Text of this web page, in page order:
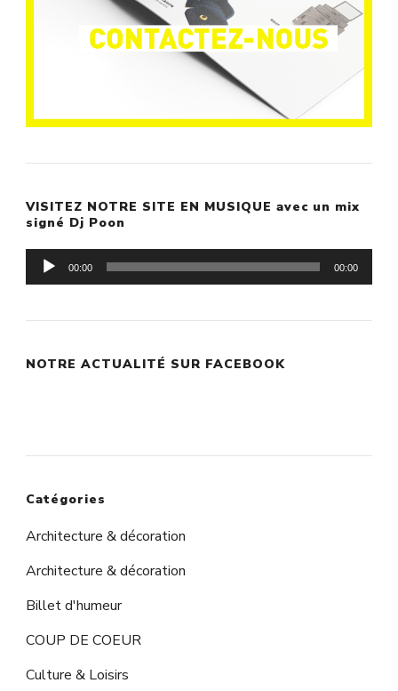
VISITEZ NOTRE SITE EN MUSIQUE avec un mix
signé Dj Poon
Lecteur
audio
00:00 00:00
NOTRE ACTUALITÉ SUR FACEBOOK
Catégories
Architecture & décoration
Architecture & décoration
Billet d'humeur
COUP DE COEUR
Culture & Loisirs